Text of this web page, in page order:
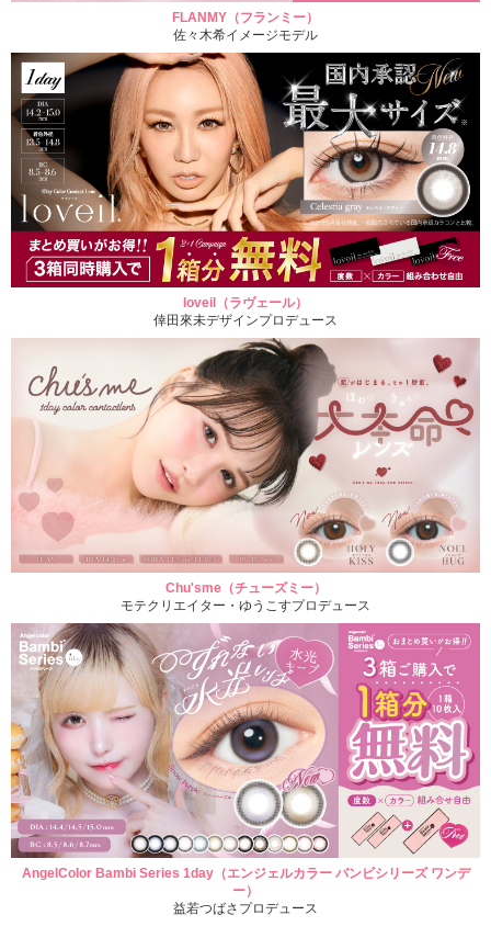
FLANMY（フランミー）
佐々木希イメージモデル
loveil（ラヴェール）
倖田來未デザインプロデュース
Chu'sme（チューズミー）
モテクリエイター・ゆうこすプロデュース
AngelColor Bambi Series 1day（エンジェルカラー バンビシリーズ ワンデ
ー）
益若つばさプロデュース